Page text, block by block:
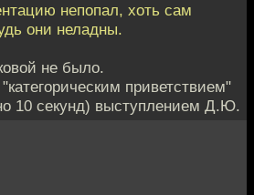
непопал, хоть сам
они неладны.
не было.
приветствием"
10 секунд) выступлением Д.Ю.